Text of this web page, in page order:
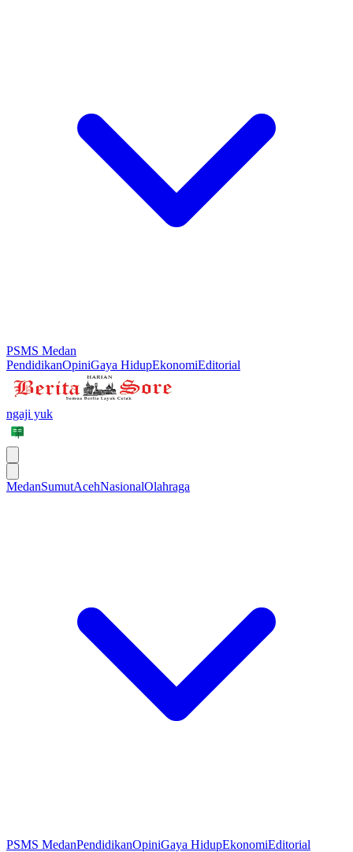
PSMS Medan
PendidikanOpiniGaya HidupEkonomiEditorial
ngaji yuk
MedanSumutAcehNasionalOlahraga
PSMS MedanPendidikanOpiniGaya HidupEkonomiEditorial